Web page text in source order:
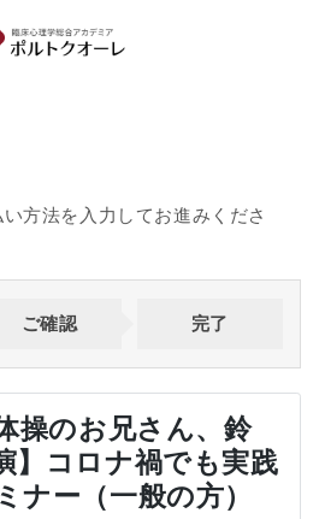
方法を入力してお進みくださ
ご確認 完了
操のお兄さん、鈴
】コロナ禍でも実践
ナー（一般の方）